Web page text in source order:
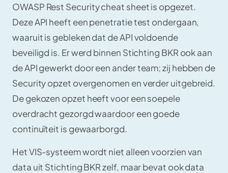
OWASP Rest Security cheat sheet is opgezet.
Deze API heeft een penetratie test ondergaan,
waaruit is gebleken dat de API voldoende
beveiligd is. Er werd binnen Stichting BKR ook aan
de API gewerkt door een ander team; zij hebben de
Security opzet overgenomen en verder uitgebreid.
De gekozen opzet heeft voor een soepele
overdracht gezorgd waardoor een goede
continuïteit is gewaarborgd.
Het VIS-systeem wordt niet alleen voorzien van
data uit Stichting BKR zelf, maar bevat ook data